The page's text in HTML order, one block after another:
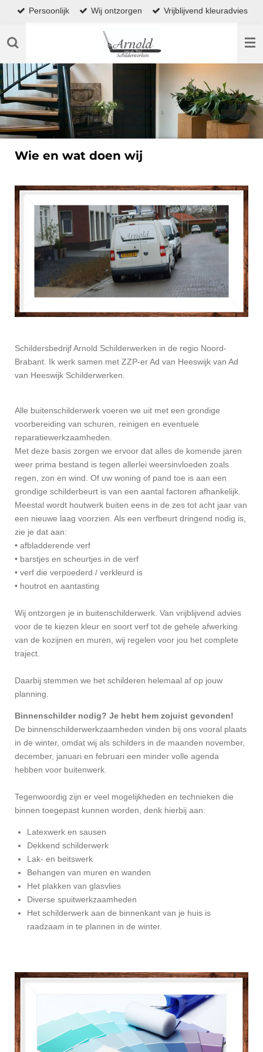
naar
hoofdinhoud
Persoonlijk Wij ontzorgen Vrijblijvend kleuradvies
Wie en wat doen wij
Schildersbedrijf Arnold Schilderwerken in de regio Noord-
Brabant. Ik werk samen met ZZP-er Ad van Heeswijk van Ad
van Heeswijk Schilderwerken.
Alle buitenschilderwerk voeren we uit met een grondige
voorbereiding van schuren, reinigen en eventuele
reparatiewerkzaamheden.
Met deze basis zorgen we ervoor dat alles de komende jaren
weer prima bestand is tegen allerlei weersinvloeden zoals
regen, zon en wind. Of uw woning of pand toe is aan een
grondige schilderbeurt is van een aantal factoren afhankelijk.
Meestal wordt houtwerk buiten eens in de zes tot acht jaar van
een nieuwe laag voorzien. Als een verfbeurt dringend nodig is,
zie je dat aan:
• afbladderende verf
• barstjes en scheurtjes in de verf
• verf die verpoederd / verkleurd is
• houtrot en aantasting
Wij ontzorgen je in buitenschilderwerk. Van vrijblijvend advies
voor de te kiezen kleur en soort verf tot de gehele afwerking
van de kozijnen en muren, wij regelen voor jou het complete
traject.
Daarbij stemmen we het schilderen helemaal af op jouw
planning.
Binnenschilder nodig? Je hebt hem zojuist gevonden!
De binnenschilderwerkzaamheden vinden bij ons vooral plaats
in de winter, omdat wij als schilders in de maanden november,
december, januari en februari een minder volle agenda
hebben voor buitenwerk.
Tegenwoordig zijn er veel mogelijkheden en technieken die
binnen toegepast kunnen worden, denk hierbij aan:
Latexwerk en sausen
Dekkend schilderwerk
Lak- en beitswerk
Behangen van muren en wanden
Het plakken van glasvlies
Diverse spuitwerkzaamheden
Het schilderwerk aan de binnenkant van je huis is
raadzaam in te plannen in de winter.